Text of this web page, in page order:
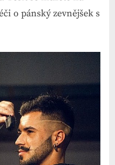
o pánský zevnějšek s